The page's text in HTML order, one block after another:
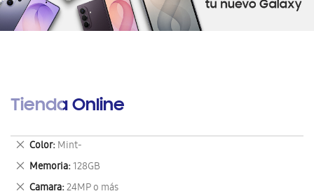
Tienda Online
Color Mint-
Eliminar
este
artículo
Memoria 128GB
Eliminar
este
Camara 24MP o más
Eliminar